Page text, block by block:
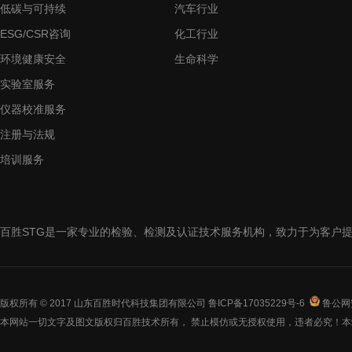
低碳与可持续
ESG/CSR咨询
环境健康安全
实验室服务
仪器校准服务
注册与法规
培训服务
汽车行业
化工行业
生命科学
百胜STG是一家专业的检验、检测及认证技术服务机构，致力于为客户
版权所有 © 2017 山东百胜时代科技集团有限公司 鲁ICP备17035229号-6
鲁公
本网站一切文字及图文版权归百胜技术所有， 禁止模仿或无授权使用，违者必究！